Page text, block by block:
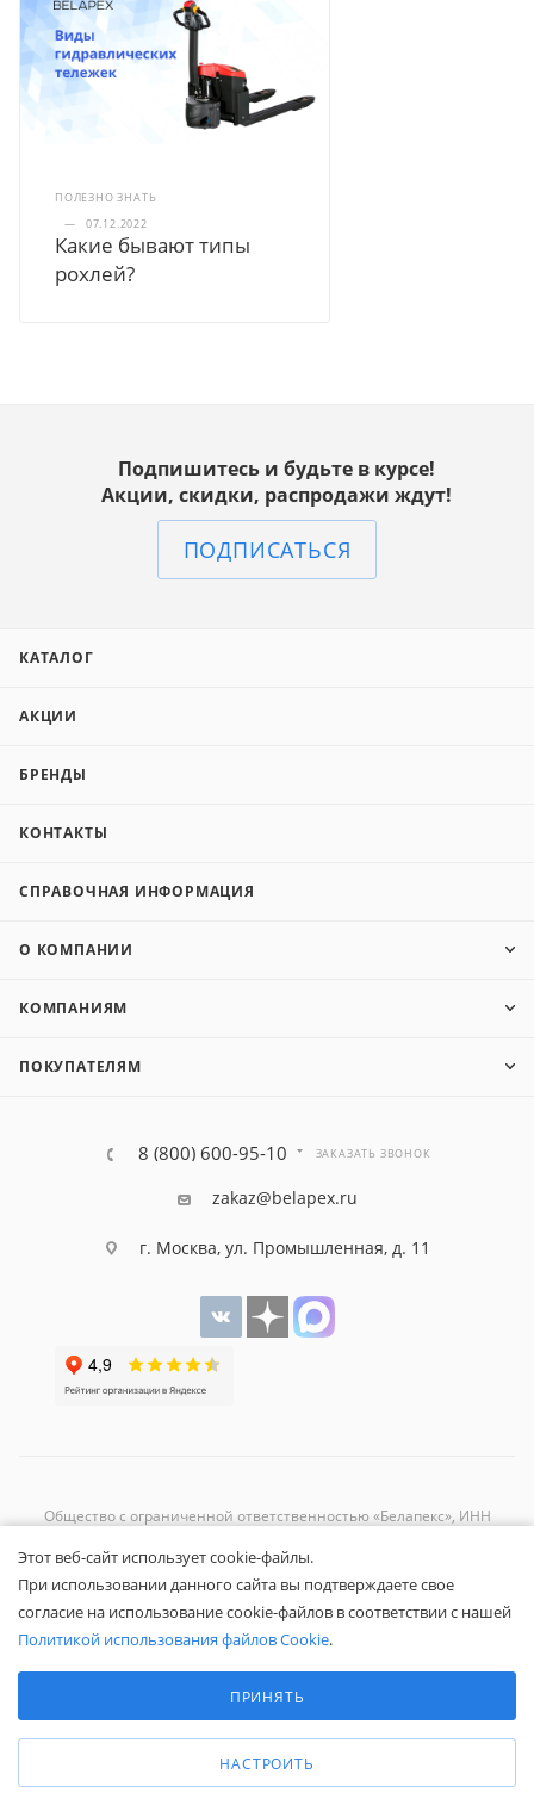
ПОЛЕЗНО ЗНАТЬ
—
07.12.2022
Какие бывают типы
рохлей?
Подпишитесь и будьте в курсе!
Акции, скидки, распродажи ждут!
ПОДПИСАТЬСЯ
КАТАЛОГ
АКЦИИ
БРЕНДЫ
КОНТАКТЫ
СПРАВОЧНАЯ ИНФОРМАЦИЯ
О КОМПАНИИ
КОМПАНИЯМ
ПОКУПАТЕЛЯМ
8 (800) 600-95-10 ЗАКАЗАТЬ ЗВОНОК
zakaz@belapex.ru
г. Москва, ул. Промышленная, д. 11
Общество с ограниченной ответственностью «Белапекс», ИНН
Обращаем ваше внимание, что вся представленная на сайте
информация носит исключительно информационный характер и не
является публичной офертой.
Вы принимаете условияполитики
сайте Белапекс.ру.
Этот веб-сайт использует cookie-файлы.
При использовании данного сайта вы подтверждаете свое
согласие на использование cookie-файлов в соответствии с нашей
Политикой использования файлов Cookie.
Аналитические/Функциональные
ПРИНЯТЬ
НАСТРОИТЬ